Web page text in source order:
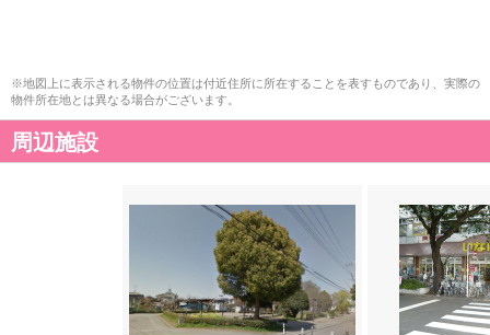
※地図上に表示される物件の位置は付近住所に所在することを表すものであり、実際の
物件所在地とは異なる場合がございます。
周辺施設